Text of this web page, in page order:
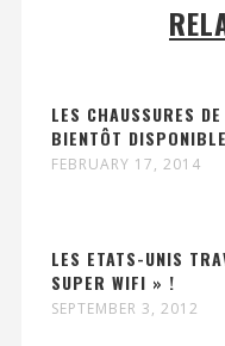
LES CHAUSSURES
BIENTÔT
FEBRUARY 17, 2014
LES ETATS-UNIS
SUPER WIFI » !
SEPTEMBER 3, 2012